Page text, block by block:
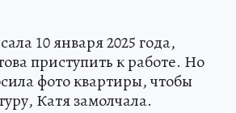
10 января 2025 года,
приступить к работе. Но
фото квартиры, чтобы
Катя замолчала.